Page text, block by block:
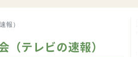
報）
テレビの速報）